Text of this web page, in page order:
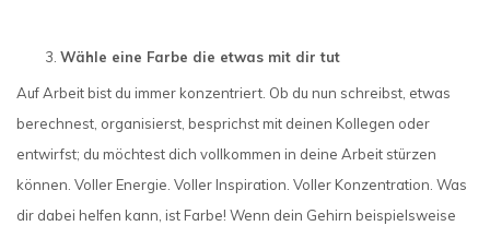
Wähle eine Farbe die etwas mit dir tut
Auf Arbeit bist du immer konzentriert. Ob du nun schreibst, etwas
berechnest, organisierst, besprichst mit deinen Kollegen oder
entwirfst; du möchtest dich vollkommen in deine Arbeit stürzen
können. Voller Energie. Voller Inspiration. Voller Konzentration. Was
dir dabei helfen kann, ist Farbe! Wenn dein Gehirn beispielsweise